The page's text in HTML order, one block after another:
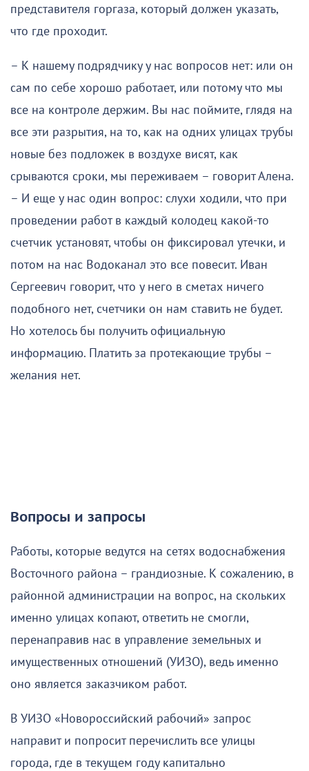
представителя горгаза, который должен указать,
что где проходит.
– К нашему подрядчику у нас вопросов нет: или он
сам по себе хорошо работает, или потому что мы
все на контроле держим. Вы нас поймите, глядя на
все эти разрытия, на то, как на одних улицах трубы
новые без подложек в воздухе висят, как
срываются сроки, мы переживаем – говорит Алена.
– И еще у нас один вопрос: слухи ходили, что при
проведении работ в каждый колодец какой-то
счетчик установят, чтобы он фиксировал утечки, и
потом на нас Водоканал это все повесит. Иван
Сергеевич говорит, что у него в сметах ничего
подобного нет, счетчики он нам ставить не будет.
Но хотелось бы получить официальную
информацию. Платить за протекающие трубы –
желания нет.
Вопросы и запросы
Работы, которые ведутся на сетях водоснабжения
Восточного района – грандиозные. К сожалению, в
районной администрации на вопрос, на скольких
именно улицах копают, ответить не смогли,
перенаправив нас в управление земельных и
имущественных отношений (УИЗО), ведь именно
оно является заказчиком работ.
В УИЗО «Новороссийский рабочий» запрос
направит и попросит перечислить все улицы
города, где в текущем году капитально